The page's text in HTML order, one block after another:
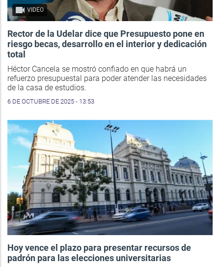
VIDEO
Rector de la Udelar dice que Presupuesto pone en
riesgo becas, desarrollo en el interior y dedicación
total
Héctor Cancela se mostró confiado en que habrá un
refuerzo presupuestal para poder atender las necesidades
de la casa de estudios.
6 DE OCTUBRE DE 2025 - 13:53
Hoy vence el plazo para presentar recursos de
padrón para las elecciones universitarias